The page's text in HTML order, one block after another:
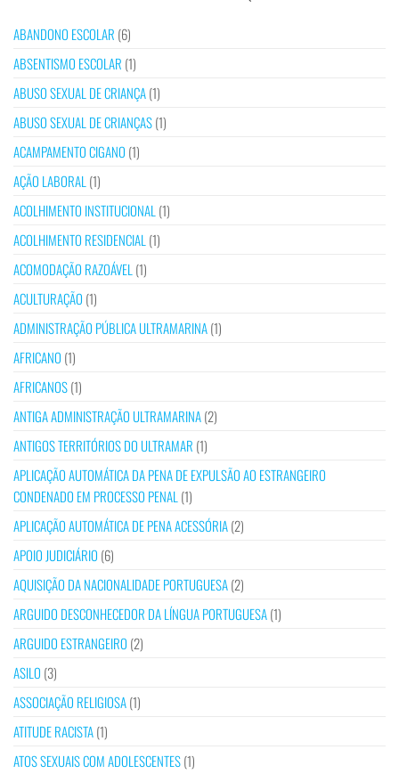
ABANDONO ESCOLAR (6)
ABSENTISMO ESCOLAR (1)
ABUSO SEXUAL DE CRIANÇA(1)
ABUSO SEXUAL DE CRIANÇAS(1)
ACAMPAMENTO CIGANO (1)
AÇÃO LABORAL (1)
ACOLHIMENTO INSTITUCIONAL (1)
ACOLHIMENTO RESIDENCIAL (1)
ACOMODAÇÃO RAZOÁVEL (1)
ACULTURAÇÃO (1)
ADMINISTRAÇÃO PÚBLICA ULTRAMARINA(1)
AFRICANO (1)
AFRICANOS(1)
ANTIGA ADMINISTRAÇÃO ULTRAMARINA(2)
ANTIGOS TERRITÓRIOS DO ULTRAMAR (1)
APLICAÇÃO AUTOMÁTICA DA PENA DE EXPULSÃO AO ESTRANGEIRO
CONDENADO EM PROCESSO PENAL (1)
APLICAÇÃO AUTOMÁTICA DE PENA ACESSÓRIA(2)
APOIO JUDICIÁRIO (6)
AQUISIÇÃO DA NACIONALIDADE PORTUGUESA(2)
ARGUIDO DESCONHECEDOR DA LÍNGUA PORTUGUESA(1)
ARGUIDO ESTRANGEIRO (2)
ASILO (3)
ASSOCIAÇÃO RELIGIOSA(1)
ATITUDE RACISTA(1)
ATOS SEXUAIS COM ADOLESCENTES(1)